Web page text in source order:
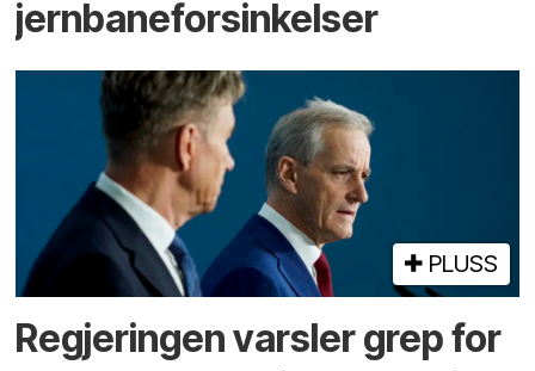
jernbaneforsinkelser
PLUSS
Regjeringen varsler grep for